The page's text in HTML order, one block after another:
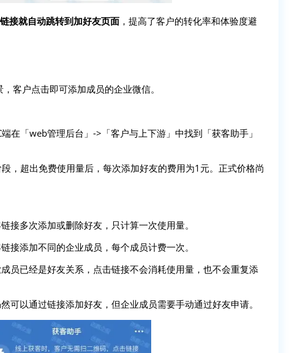
接就自动跳转到加好友页面 ，提高了客户的转化率和体验度避
客户点击即可添加成员的企业微信。
在「web管理后台」->「客户与上下游」中找到「获客助手」
，超出免费使用量后，每次添加好友的费用为1元。正式价格尚
接多次添加或删除好友，只计算一次使用量。
接添加不同的企业成员，每个成员计费一次。
员已经是好友关系，点击链接不会消耗使用量，也不会重复添
可以通过链接添加好友，但企业成员需要手动通过好友申请。